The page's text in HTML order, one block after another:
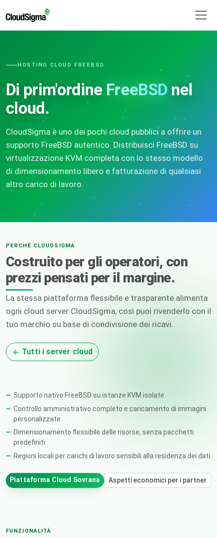
HOSTING CLOUD FREEBSD
Di prim'ordine FreeBSD nel
cloud.
CloudSigma è uno dei pochi cloud pubblici a offrire un
supporto FreeBSD autentico. Distribuisci FreeBSD su
virtualizzazione KVM completa con lo stesso modello
di dimensionamento libero e fatturazione di qualsiasi
altro carico di lavoro.
PERCHÉ CLOUDSIGMA
Costruito per gli operatori, con
prezzi pensati per il margine.
La stessa piattaforma flessibile e trasparente alimenta
ogni cloud server CloudSigma, così puoi rivenderlo con il
tuo marchio su base di condivisione dei ricavi.
Tutti i server cloud
Supporto nativo FreeBSD su istanze KVM isolate
Controllo amministrativo completo e caricamento di immagini
personalizzate
Dimensionamento flessibile delle risorse, senza pacchetti
predefiniti
Regioni locali per carichi di lavoro sensibili alla residenza dei dati
Piattaforma Cloud Sovrana Aspetti economici per i partner
FUNZIONALITÀ